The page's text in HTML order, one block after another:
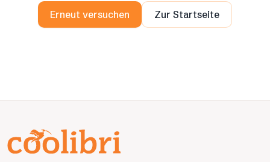
Erneut versuchen Zur Startseite